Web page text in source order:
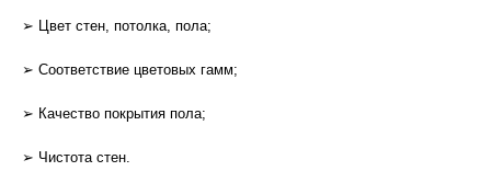
➢ Цвет стен, потолка, пола;
➢ Соответствие цветовых гамм;
➢ Качество покрытия пола;
➢ Чистота стен.